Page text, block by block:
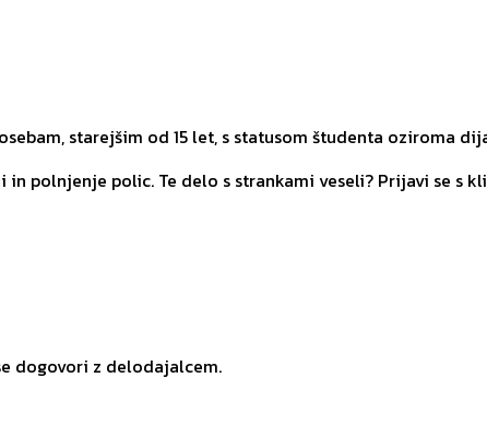
starejšim od 15 let, s statusom študenta oziroma
polnjenje polic. Te delo s strankami veseli? Prijavi se s
dogovori z delodajalcem.